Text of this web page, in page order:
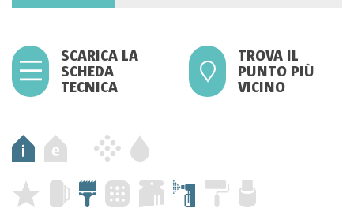
SCARICA LA
SCHEDA
TECNICA
TROVA IL
PUNTO PIÙ
VICINO